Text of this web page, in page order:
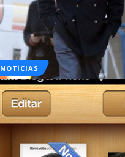
NOTÍCIAS